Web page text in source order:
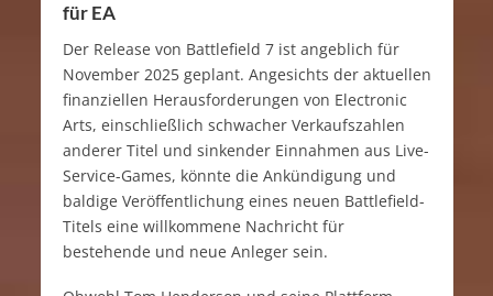
für EA
Der Release von Battlefield 7 ist angeblich für
November 2025 geplant. Angesichts der aktuellen
finanziellen Herausforderungen von Electronic
Arts, einschließlich schwacher Verkaufszahlen
anderer Titel und sinkender Einnahmen aus Live-
Service-Games, könnte die Ankündigung und
baldige Veröffentlichung eines neuen Battlefield-
Titels eine willkommene Nachricht für
bestehende und neue Anleger sein.